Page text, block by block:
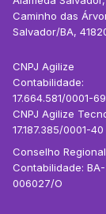
Caminho das
Salvador/BA,
CNPJ Agilize
Contabilidade:
17.664.581/0001-69
CNPJ Agilize
17.187.385/0001-40
Conselho
Contabilidade: BA-
006027/O